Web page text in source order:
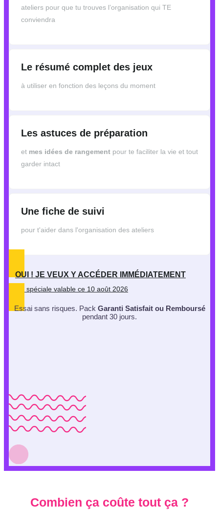
ateliers pour que tu trouves l’organisation qui TE
conviendra
Le résumé complet des jeux
à utiliser en fonction des leçons du moment
Les astuces de préparation
et mes idées de rangement pour te faciliter la vie et tout
garder intact
Une fiche de suivi
pour t'aider dans l'organisation des ateliers
OUI ! JE VEUX Y ACCÉDER IMMÉDIATEMENT
Offre spéciale valable ce 10 août 2026
Essai sans risques. Pack Garanti Satisfait ou Remboursé
pendant 30 jours.
Combien ça coûte tout ça ?